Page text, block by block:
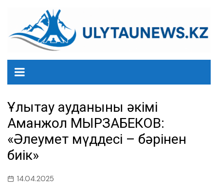
содержанию
Ұлытау ауданының әкімі
Аманжол МЫРЗАБЕКОВ:
«Әлеумет мүддесі – бәрінен
биік»
14.04.2025